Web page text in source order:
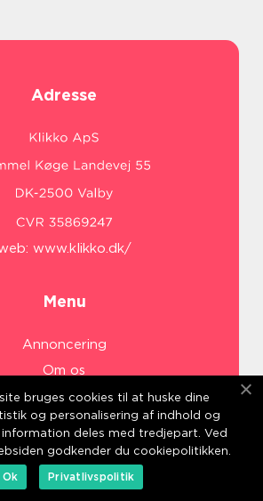
Adresse
www.klikko.dk/
Menu
Annoncering
Om os
Cookies
Kontakt os
Sitemap
bruges cookies til at huske dine
og personalisering af indhold og
information deles med tredjepart. Ved
godkender du cookiepolitikken.
Ok
Privatlivspolitik